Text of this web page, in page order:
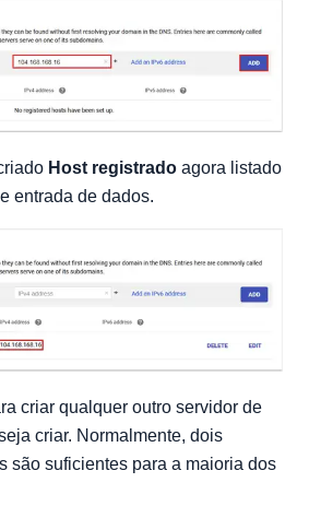
Host registrado agora listado
entrada de dados.
criar qualquer outro servidor de
criar. Normalmente, dois
são suficientes para a maioria dos